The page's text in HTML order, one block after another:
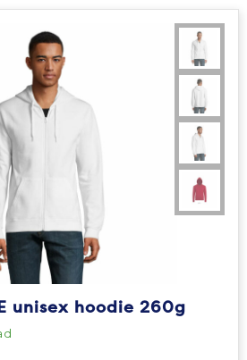
unisex hoodie 260g